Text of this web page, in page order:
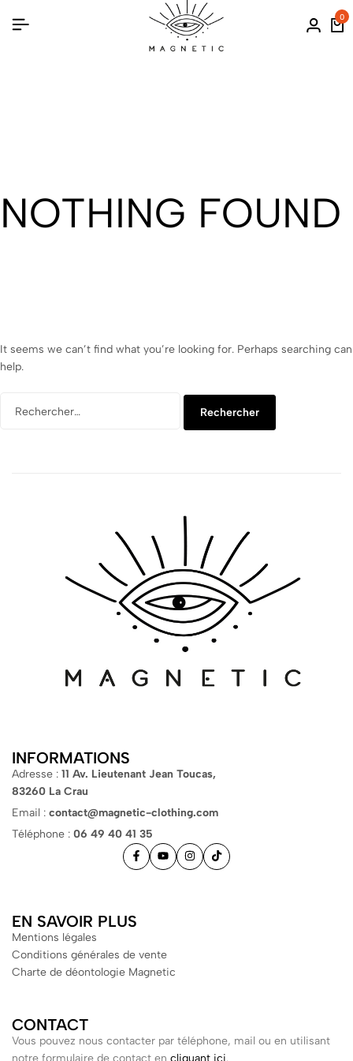
0
NOTHING FOUND
It seems we can’t find what you’re looking for. Perhaps searching can
help.
INFORMATIONS
Adresse : 11 Av. Lieutenant Jean Toucas,
83260 La Crau
Email : contact@magnetic-clothing.com
Téléphone : 06 49 40 41 35
EN SAVOIR PLUS
Mentions légales
Conditions générales de vente
Charte de déontologie Magnetic
CONTACT
Vous pouvez nous contacter par téléphone, mail ou en utilisant
notre formulaire de contact en cliquant ici.